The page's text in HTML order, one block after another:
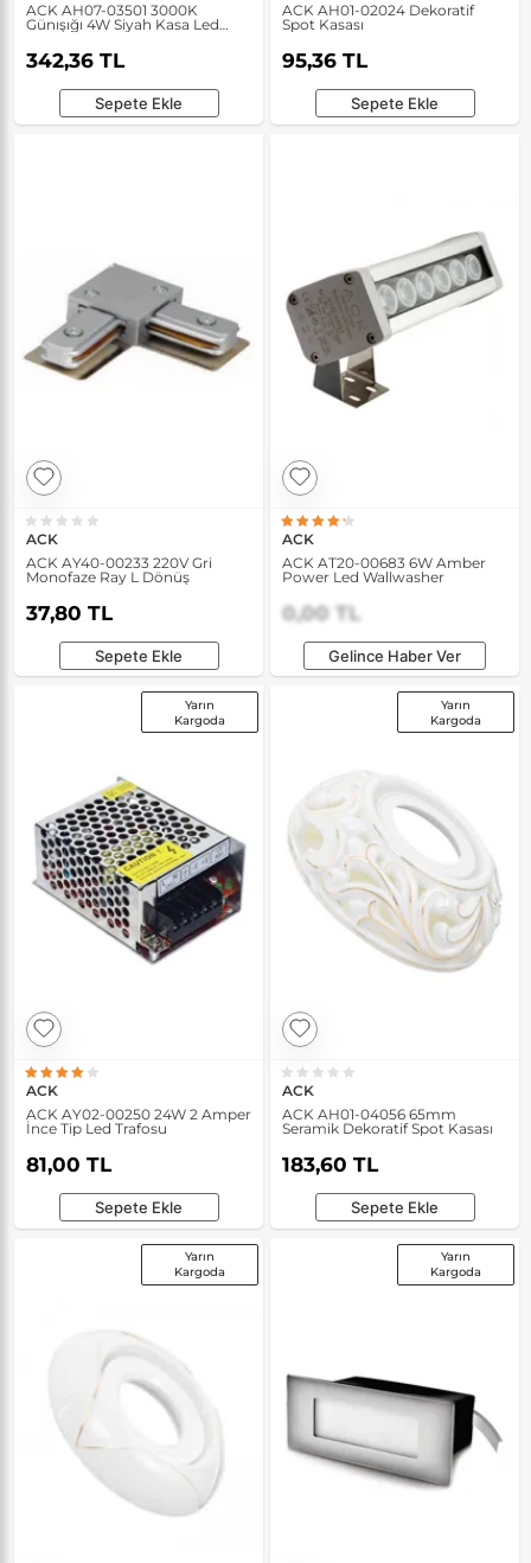
ACK AH07-03501 3000K
Günışığı 4W Siyah Kasa Led
342,36 TL
Sepete Ekle
ACK AH01-02024 Dekoratif
Spot Kasası
95,36 TL
Sepete Ekle
ACK
ACK AY40-00233 220V Gri
Monofaze Ray L Dönüş
37,80 TL
Sepete Ekle
ACK
ACK AT20-00683 6W Amber
Power Led Wallwasher
0,00 TL
Gelince Haber Ver
Yarın
Kargoda
ACK
ACK AY02-00250 24W 2 Amper
İnce Tip Led Trafosu
81,00 TL
Sepete Ekle
Yarın
Kargoda
ACK
ACK AH01-04056 65mm
Seramik Dekoratif Spot Kasası
183,60 TL
Sepete Ekle
Yarın
Kargoda
Yarın
Kargoda